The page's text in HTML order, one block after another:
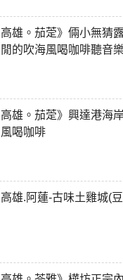
高雄。茄萣》倆小無猜
閒的吹海風喝咖啡聽音
高雄。茄萣》興達港海
風喝咖啡
高雄.阿蓮-古味土雞城(